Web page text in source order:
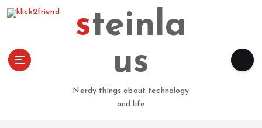
steinla
us
Nerdy things about technology
and life